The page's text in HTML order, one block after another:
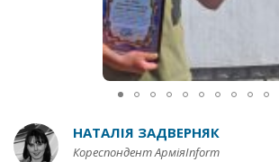
НАТАЛІЯ ЗАДВЕРНЯК
Кореспондент АрміяInform